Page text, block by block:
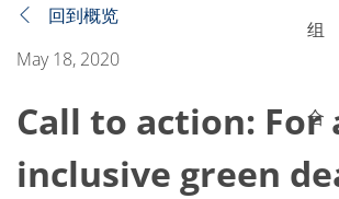
组
合
RENA Shanghai
产品
半导体
批量喷淋
单晶圆加工
晶圆制备
电镀
回到概览
May 18, 2020
Call to action: For
inclusive green